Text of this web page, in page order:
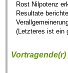
Rost Nilpotenz
Resultate
(Letzteres ist ein
Vortragende(r)